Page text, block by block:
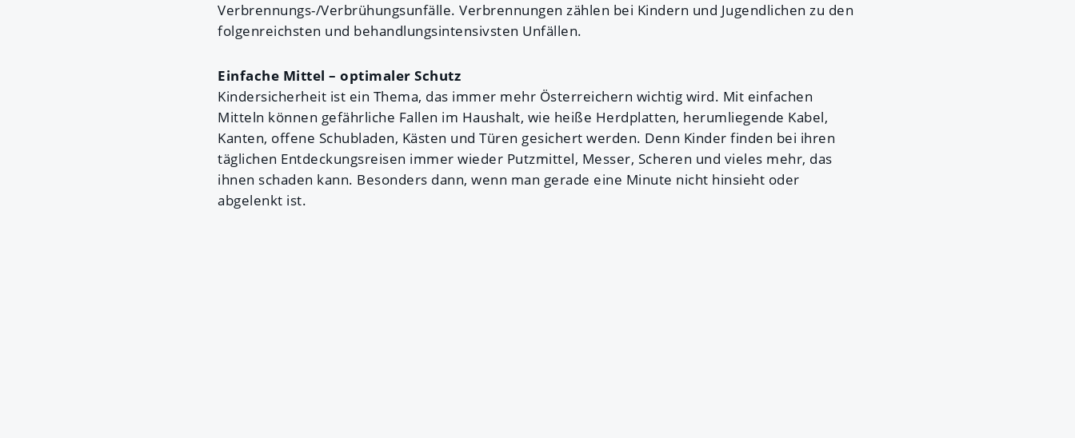
Verbrennungs-/Verbrühungsunfälle. Verbrennungen zählen bei Kindern und Jugendlichen zu den
folgenreichsten und behandlungsintensivsten Unfällen.
Einfache Mittel – optimaler Schutz
Kindersicherheit ist ein Thema, das immer mehr Österreichern wichtig wird. Mit einfachen
Mitteln können gefährliche Fallen im Haushalt, wie heiße Herdplatten, herumliegende Kabel,
Kanten, offene Schubladen, Kästen und Türen gesichert werden. Denn Kinder finden bei ihren
täglichen Entdeckungsreisen immer wieder Putzmittel, Messer, Scheren und vieles mehr, das
ihnen schaden kann. Besonders dann, wenn man gerade eine Minute nicht hinsieht oder
abgelenkt ist.